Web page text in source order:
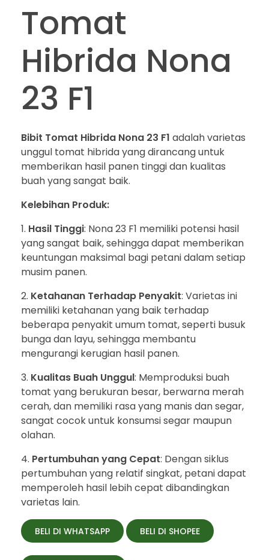
Tomat
Hibrida Nona
23 F1
Bibit Tomat Hibrida Nona 23 F1 adalah varietas
unggul tomat hibrida yang dirancang untuk
memberikan hasil panen tinggi dan kualitas
buah yang sangat baik.
Kelebihan Produk:
Hasil Tinggi: Nona 23 F1 memiliki potensi hasil
yang sangat baik, sehingga dapat memberikan
keuntungan maksimal bagi petani dalam setiap
musim panen.
Ketahanan Terhadap Penyakit: Varietas ini
memiliki ketahanan yang baik terhadap
beberapa penyakit umum tomat, seperti busuk
bunga dan layu, sehingga membantu
mengurangi kerugian hasil panen.
Kualitas Buah Unggul: Memproduksi buah
tomat yang berukuran besar, berwarna merah
cerah, dan memiliki rasa yang manis dan segar,
sangat cocok untuk konsumsi segar maupun
olahan.
Pertumbuhan yang Cepat: Dengan siklus
pertumbuhan yang relatif singkat, petani dapat
memperoleh hasil lebih cepat dibandingkan
varietas lain.
BELI DI WHATSAPP BELI DI SHOPEE